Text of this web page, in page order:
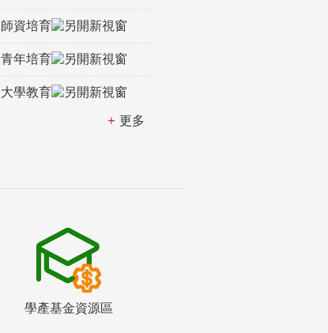
師資培育
青年培育
大學教育
更多
學產基金資源區